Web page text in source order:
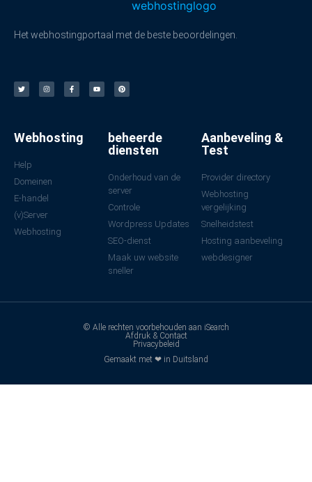
Het webhostingportaal met de beste beoordelingen.
Webhosting
Help
Domeinen
E-handel
(v)Server
Webhosting
beheerde
diensten
Onderhoud van de
server
Controle
Wordpress Updates
SEO-dienst
Maak uw website
sneller
Aanbeveling &
Test
Provider directory
Webhosting
vergelijking
Snelheidstest
Hosting aanbeveling
webdesigner
© Alle rechten voorbehouden aan iSearch
Afdruk & Contact
Privacybeleid
Gemaakt met ❤ in Duitsland